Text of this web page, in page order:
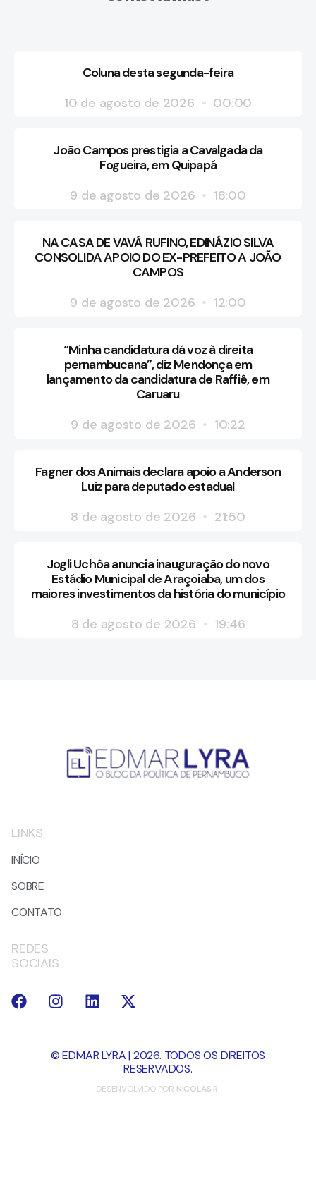
Coluna desta segunda-feira
10 de agosto de 2026
00:00
João Campos prestigia a Cavalgada da
Fogueira, em Quipapá
9 de agosto de 2026
18:00
NA CASA DE VAVÁ RUFINO, EDINÁZIO SILVA
CONSOLIDA APOIO DO EX-PREFEITO A JOÃO
CAMPOS
9 de agosto de 2026
12:00
“Minha candidatura dá voz à direita
pernambucana”, diz Mendonça em
lançamento da candidatura de Raffiê, em
Caruaru
9 de agosto de 2026
10:22
Fagner dos Animais declara apoio a Anderson
Luiz para deputado estadual
8 de agosto de 2026
21:50
Jogli Uchôa anuncia inauguração do novo
Estádio Municipal de Araçoiaba, um dos
maiores investimentos da história do município
8 de agosto de 2026
19:46
LINKS
INÍCIO
SOBRE
CONTATO
REDES
SOCIAIS
© EDMAR LYRA | 2026. TODOS OS DIREITOS
RESERVADOS.
DESENVOLVIDO POR NICOLAS R.